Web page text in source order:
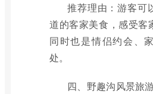
推荐理由：游客可
道的客家美食，感受客
同时也是情侣约会、
处。
四、野趣沟风景旅